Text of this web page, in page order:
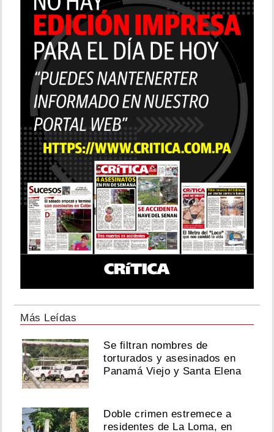
Más Leídas
Se filtran nombres de
torturados y asesinados en
Panamá Viejo y Santa Elena
Doble crimen estremece a
residentes de La Loma, en